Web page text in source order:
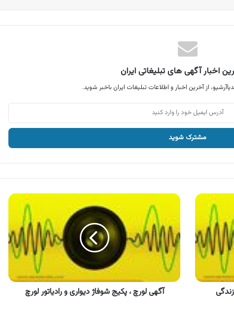
اخبار آگهی های تبلیغاتی ایران
از آخرین اخبار و اطلاعات تبلیغات ایران باخبر شوید.
آگهی
پکیج
شوفاژ
دیواری
رادیاتور
لورچ
آگهی لورچ ، پکیج شوفاژ دیواری و رادیاتور لورچ